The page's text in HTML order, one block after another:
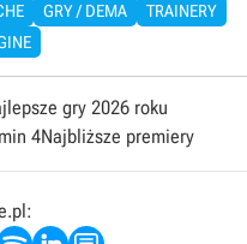
GRY / DEMA
TRAINERY
gry 2026 roku
4Najbliższe premiery